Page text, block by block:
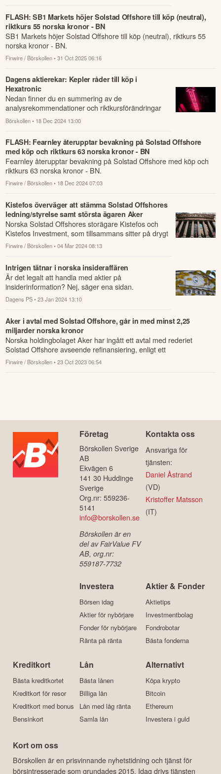
FLASH: SB1 Markets höjer Solstad Offshore till köp (neutral),
riktkurs 55 norska kronor - BN
SB1 Markets höjer Solstad Offshore till köp (neutral), riktkurs 55
norska kronor - BN.
Finwire / Börskollen • 31 Oct 2025 06:16
Dagens aktierekar: Kepler råder till köp i
Hexatronic
Nedan finner du en summering av de
analysrekommendationer och riktkursförändringar
som har rapporterats om idag den 18 december.
Börskollen • 18 Dec 2024 13:00
FLASH: Fearnley återupptar bevakning på Solstad Offshore
med köp och riktkurs 63 norska kronor - BN
Fearnley återupptar bevakning på Solstad Offshore med köp och
riktkurs 63 norska kronor - BN.
Finwire / Börskollen • 18 Dec 2024 07:03
Kistefos överväger att stämma Solstad Offshores
ledning/styrelse samt största ägaren Aker
Norska Solstad Offshores storägare Kistefos och
Kistefos Investment, som tillsammans sitter på drygt
18 procent av aktierna, överväger att s...
Finwire / Börskollen • 04 Mar 2024 08:13
Intrigen tätnar i norska insideraffären
Är det legalt att handla med aktier på
insiderinformation? Nej, säger ena sidan.
Dagens PS • 23 Jan 2024 13:10
Aker i avtal med Solstad Offshore, går in med minst 2,25
miljarder norska kronor
Norska holdingbolaget Aker har ingått ett avtal med rederiet
Solstad Offshore avseende refinansiering, enligt ett
pressmeddelande.
Finwire / Börskollen • 23 Oct 2023 06:54
Företag
Börskollen Sverige
AB
Ekvägen 6
141 30 Huddinge
Sverige
Org.nr: 559236-
5141
info@borskollen.se
Börskollen är en
del av FairValue FV
AB, org.nr:
559187-7732
Kontakta oss
Ansvariga för
tjänsten:
Daniel Åstrand
(VD)
Kristoffer Matsson
(IT)
Investera
Börsen idag
Aktier för nybörjare
Fonder för nybörjare
Ränta på ränta
Aktier & Fonder
Aktietips
Investmentbolag
Fondrobotar
Bästa fonderna
Kreditkort
Bästa kreditkortet
Kreditkort för resor
Kreditkort med bonus
Bensinkort
Lån
Bästa lånen
Billiga lån
Lån med låg ränta
Samla lån
Alternativt
Köpa krypto
Bitcoin
Ethereum
Investera i guld
Kort om oss
Börskollen är en prisvinnande nyhetstidning och tjänst för
börsintresserade som grundades 2015. Idag drivs tjänsten